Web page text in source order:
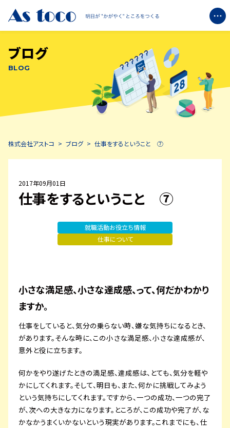
企業情報
+
エコミットについて +
ブログ
お知らせ
プライバシーポリシー
BLOG
ブログ
株式会社アストコ > ブログ > 仕事をするということ ⑦
2017年09月01日
仕事をするということ ⑦
就職活動お役立ち情報
仕事について
小さな満足感、小さな達成感、って、何だかわかり
ますか。
仕事をしていると、気分の乗らない時、嫌な気持ちになるとき、
があります。そんな時に、この小さな満足感、小さな達成感が、
意外と役に立ちます。
何かをやり遂げたときの満足感、達成感は、とても、気分を軽や
かにしてくれます。そして、明日も、また、何かに挑戦してみよう
という気持ちにしてくれます。ですから、一つの成功、一つの完了
が、次への大きな力になります。ところが、この成功や完了が、な
かなかうまくいかないという現実があります。これまでにも、仕